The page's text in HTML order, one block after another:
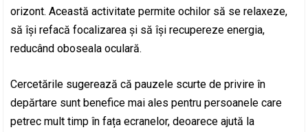
orizont. Această activitate permite ochilor să se relaxeze,
să își refacă focalizarea și să își recupereze energia,
reducând oboseala oculară.
Cercetările sugerează că pauzele scurte de privire în
depărtare sunt benefice mai ales pentru persoanele care
petrec mult timp în fața ecranelor, deoarece ajută la